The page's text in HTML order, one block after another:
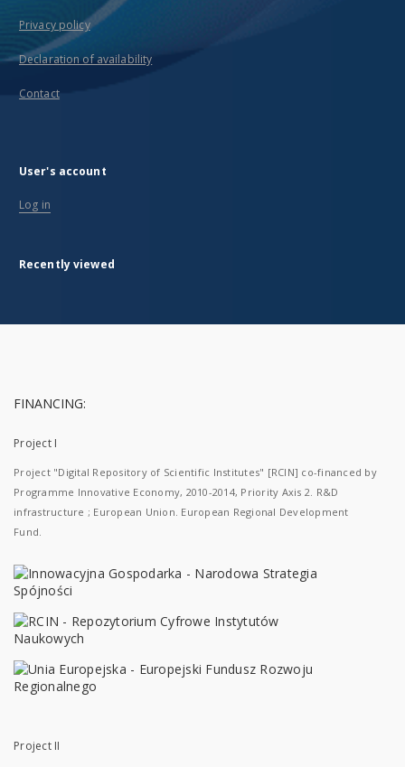
Privacy policy
Declaration of availability
Contact
User's account
Log in
Recently viewed
FINANCING:
Project I
Project "Digital Repository of Scientific Institutes" [RCIN] co-financed by
Programme Innovative Economy, 2010-2014, Priority Axis 2. R&D
infrastructure ; European Union. European Regional Development
Fund.
Project II